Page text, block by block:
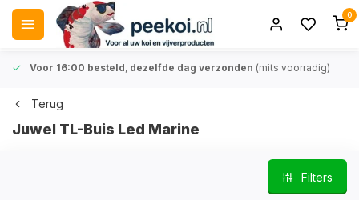
0
Voor 16:00 besteld, dezelfde dag verzonden (mits voorradig)
Terug
Juwel TL-Buis Led Marine
Filters